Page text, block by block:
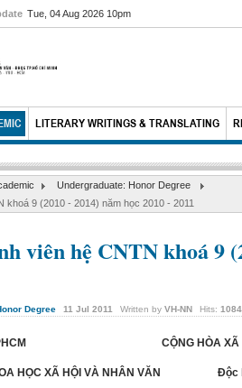
Tue, 04 Aug 2026 10pm
LITERARY WRITINGS & TRANSLATING
Undergraduate: Honor Degree
khoá 9 (2010 - 2014) năm học 2010 - 2011
viên hệ CNTN khoá 9
Degree 11 Jul 2011 Written by VH-NN Hits:
TPHCM CỘNG HÒA XÃ HỘI
HỌC XÃ HỘI VÀ NHÂN VĂN Độc